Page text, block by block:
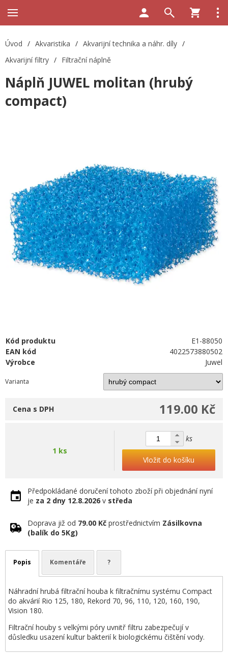
Úvod / Akvaristika / Akvarijní technika a náhr. díly /
Akvarijní filtry / Filtrační náplně
Náplň JUWEL molitan (hrubý
compact)
Kód produktu
E1-88050
EAN kód
4022573880502
Výrobce
Juwel
Varianta
119.00 Kč
Cena s DPH
1 ks
ks
Vložit do košíku
Předpokládané doručení tohoto zboží při objednání nyní
je za 2 dny 12.8.2026 v středa
Doprava již od 79.00 Kč prostřednictvím Zásilkovna
(balík do 5Kg)
Popis Komentáře ?
Náhradní hrubá filtrační houba k filtračnímu systému Compact
do akvárií Rio 125, 180, Rekord 70, 96, 110, 120, 160, 190,
Vision 180.
Filtrační houby s velkými póry uvnitř filtru zabezpečují v
důsledku usazení kultur bakterií k biologickému čištění vody.